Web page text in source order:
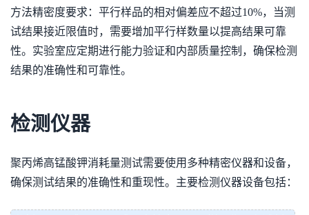
方法精密度要求：平行样品的相对偏差应不超过10%，当测
试结果接近限值时，需要增加平行样数量以提高结果可靠
性。实验室应定期进行能力验证和内部质量控制，确保检测
结果的准确性和可靠性。
检测仪器
聚丙烯高锰酸钾消耗量测试需要使用多种精密仪器和设备，
确保测试结果的准确性和重现性。主要检测仪器设备包括：